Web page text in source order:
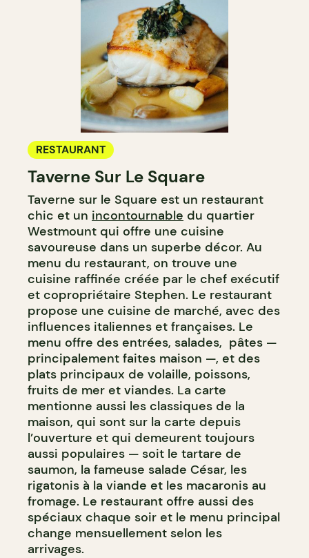
RESTAURANT
Taverne Sur Le Square
Taverne sur le Square est un restaurant
chic et un incontournable du quartier
Westmount qui offre une cuisine
savoureuse dans un superbe décor. Au
menu du restaurant, on trouve une
cuisine raffinée créée par le chef exécutif
et copropriétaire Stephen. Le restaurant
propose une cuisine de marché, avec des
influences italiennes et françaises. Le
menu offre des entrées, salades, pâtes —
principalement faites maison —, et des
plats principaux de volaille, poissons,
fruits de mer et viandes. La carte
mentionne aussi les classiques de la
maison, qui sont sur la carte depuis
l’ouverture et qui demeurent toujours
aussi populaires — soit le tartare de
saumon, la fameuse salade César, les
rigatonis à la viande et les macaronis au
fromage. Le restaurant offre aussi des
spéciaux chaque soir et le menu principal
change mensuellement selon les
arrivages.